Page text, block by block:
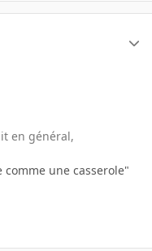
en général,
comme une casserole"